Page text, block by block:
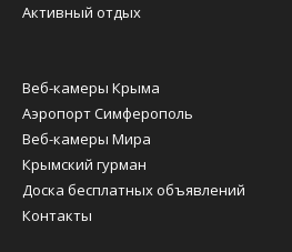
Активный отдых
Веб-камеры Крыма
Аэропорт Симферополь
Веб-камеры Мира
Крымский гурман
Доска бесплатных объявлений
Контакты